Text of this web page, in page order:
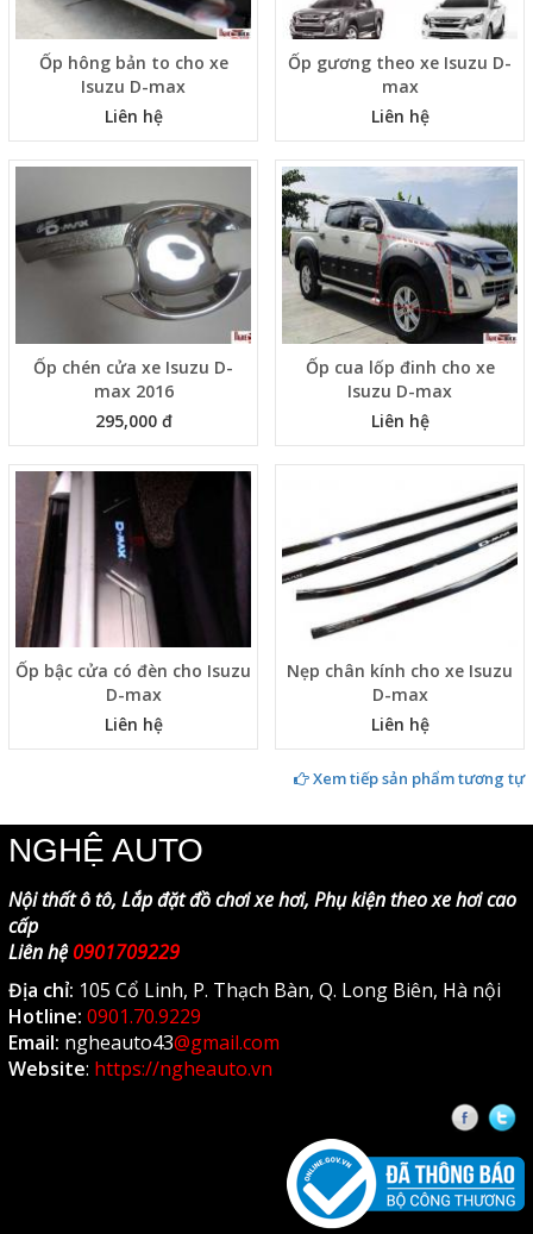
Ốp hông bản to cho xe
Isuzu D-max
Liên hệ
Ốp gương theo xe Isuzu D-
max
Liên hệ
Ốp chén cửa xe Isuzu D-
max 2016
295,000 đ
Ốp cua lốp đinh cho xe
Isuzu D-max
Liên hệ
Ốp bậc cửa có đèn cho Isuzu
D-max
Liên hệ
Nẹp chân kính cho xe Isuzu
D-max
Liên hệ
Xem tiếp sản phẩm tương tự
NGHỆ AUTO
Nội thất ô tô, Lắp đặt đồ chơi xe hơi, Phụ kiện theo xe hơi cao
cấp
Liên hệ 0901709229
Địa chỉ: 105 Cổ Linh, P. Thạch Bàn, Q. Long Biên, Hà nội
Hotline: 0901.70.9229
Email: ngheauto43@gmail.com
Website: https://ngheauto.vn